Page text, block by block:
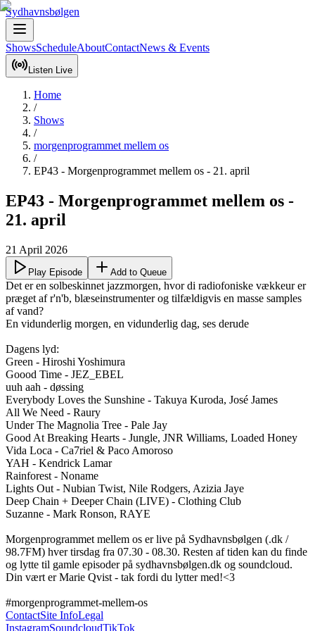
Sydhavnsbølgen
ShowsScheduleAboutContactNews & Events
Listen Live
Home
/
Shows
/
morgenprogrammet mellem os
/
EP43 - Morgenprogrammet mellem os - 21. april
EP43 - Morgenprogrammet mellem os -
21. april
21 April 2026
Play Episode Add to Queue
Det er en solbeskinnet jazzmorgen, hvor di radiofoniske vækkeur er
præget af r'n'b, blæseinstrumenter og tilfældigvis en masse samples
af vand?
En vidunderlig morgen, en vidunderlig dag, ses derude
Dagens lyd:
Green - Hiroshi Yoshimura
Goood Time - JEZ_EBEL
uuh aah - døssing
Everybody Loves the Sunshine - Takuya Kuroda, José James
All We Need - Raury
Under The Magnolia Tree - Pale Jay
Good At Breaking Hearts - Jungle, JNR Williams, Loaded Honey
Vida Loca - Ca7riel & Paco Amoroso
YAH - Kendrick Lamar
Rainforest - Noname
Lights Out - Nubian Twist, Nile Rodgers, Azizia Jaye
Deep Chain + Deeper Chain (LIVE) - Clothing Club
Suzanne - Mark Ronson, RAYE
Morgenprogrammet mellem os er live på Sydhavnsbølgen (.dk /
98.7FM) hver tirsdag fra 07.30 - 08.30. Resten af tiden kan du finde
og lytte til gamle episoder på sydhavnsbølgen.dk og soundcloud.
Din vært er Marie Qvist - tak fordi du lytter med!<3
#morgenprogrammet-mellem-os
ContactSite InfoLegal
InstagramSoundcloudTikTok